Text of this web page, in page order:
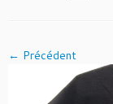
← Précédent